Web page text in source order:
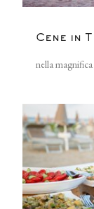
Cene in
nella